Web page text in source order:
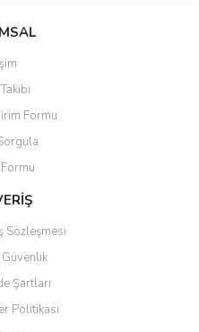
siz yapın!
Yaz
görüntülenemiyor.
bulunuyor.
pahalı.
olmalı.
Formu
Sözleşmesi
Şartları
Politikası